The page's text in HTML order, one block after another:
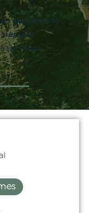
que desean
siempre”